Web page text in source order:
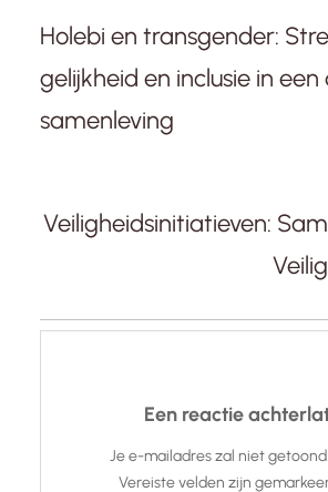
Holebi en transgender:
gelijkheid en inclusie in een
samenleving
Veiligheidsinitiatieven:
Een reactie
Je e-mailadres zal niet
Vereiste velden zijn